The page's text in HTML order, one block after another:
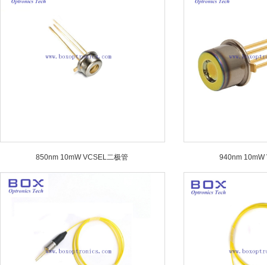
850nm 10mW VCSEL二极管 940nm 10mW